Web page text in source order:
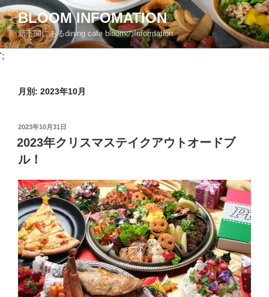
コ
ン
テ
ン
BLOOM INFOMATION
新下関にあるdining cafe bloomのInformation
';
月別: 2023年10月
投
稿
日:
2023年10月31日
2023年クリスマステイクアウトオードブ
ル！